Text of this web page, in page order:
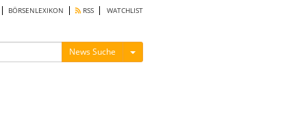
BÖRSENLEXIKON RSS WATCHLIST
News Suche Menü ein-/ausblenden